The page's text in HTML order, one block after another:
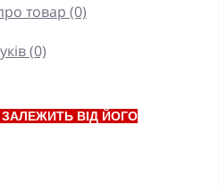
товар (0)
(0)
ВІД ЙОГО